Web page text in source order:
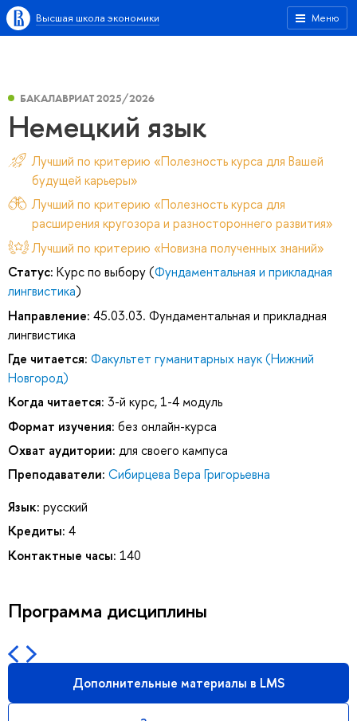
Меню
Высшая школа экономики
БАКАЛАВРИАТ 2025/2026
Немецкий язык
Лучший по критерию «Полезность курса для Вашей
будущей карьеры»
Лучший по критерию «Полезность курса для
расширения кругозора и разностороннего развития»
Лучший по критерию «Новизна полученных знаний»
Статус: Курс по выбору (Фундаментальная и прикладная
лингвистика)
Направление: 45.03.03. Фундаментальная и прикладная
лингвистика
Где читается: Факультет гуманитарных наук (Нижний
Новгород)
Когда читается: 3-й курс, 1-4 модуль
Формат изучения: без онлайн-курса
Охват аудитории: для своего кампуса
Преподаватели: Сибирцева Вера Григорьевна
Язык: русский
Кредиты: 4
Контактные часы: 140
Программа дисциплины
Дополнительные материалы в LMS